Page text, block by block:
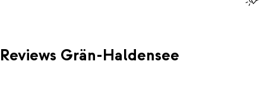
Reviews Grän-Haldensee